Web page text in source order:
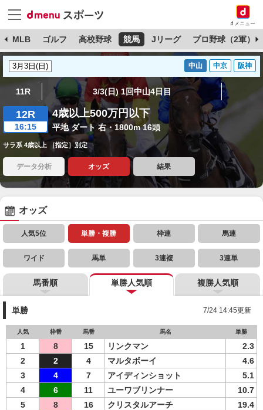
dメニュー
MLB ゴルフ 高校野球 競馬 Jリーグ プロ野球（2軍）
中山 中京 阪神
11R 3/3(日) 1回中山4日目
12R
16:15
4歳以上500万円以下
平地 ダート 右・1800m 16頭
サラ系 4歳以上 ［指定］別定
データ分析 オッズ 結果
オッズ
人気5位 単勝・複勝 枠連 馬連
ワイド 馬単 3連複 3連単
馬番順 単勝人気順 複勝人気順
単勝 7/24 14:45更新
人気 枠番 馬番 馬名 単勝
1 8 15 リンクマン
2.3
2
2 4 マルタボーイ
4.6
3
4 7 アイディンショット
5.1
4
6 11 ユーワブリンナー
10.7
5
8 16 クリスタルアーチ
19.4